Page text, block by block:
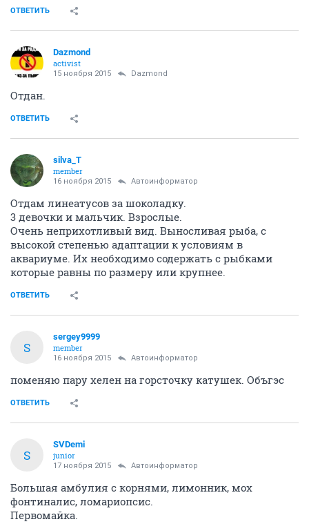
ОТВЕТИТЬ
Dazmond
activist
15 ноября 2015 Dazmond
Отдан.
ОТВЕТИТЬ
silva_T
member
16 ноября 2015 Автоинформатор
Отдам линеатусов за шоколадку.
3 девочки и мальчик. Взрослые.
Очень неприхотливый вид. Выносливая рыба, с
высокой степенью адаптации к условиям в
аквариуме. Их необходимо содержать с рыбками
которые равны по размеру или крупнее.
ОТВЕТИТЬ
S
sergey9999
member
16 ноября 2015 Автоинформатор
поменяю пару хелен на горсточку катушек. Объгэс
ОТВЕТИТЬ
S
SVDemi
junior
17 ноября 2015 Автоинформатор
Большая амбулия с корнями, лимонник, мох
фонтиналис, ломариопсис.
Первомайка.